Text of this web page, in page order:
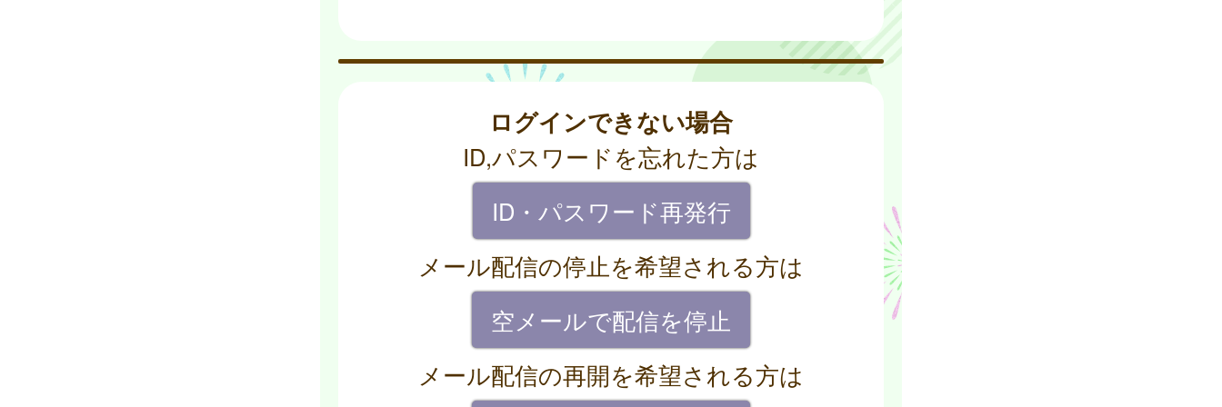
ログインできない場合
ID,パスワードを忘れた方は
ID・パスワード再発行
メール配信の停止を希望される方は
空メールで配信を停止
メール配信の再開を希望される方は